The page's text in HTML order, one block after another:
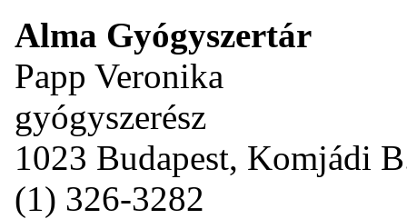
Alma Gyógyszertár
Papp Veronika
gyógyszerész
1023 Budapest, Komjádi
(1) 326-3282